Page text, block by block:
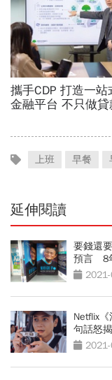
上班 早餐
延伸閱讀
要錢還
預言 8
Netflix
句話怒